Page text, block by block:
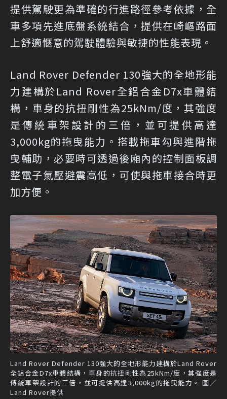
提供駕駛更為準確的行進路徑參考依據，全
車多項先進底盤系統結合，提供在崎嶇路面
上舒適愜意的駕駛體驗與敏捷的性能表現。
Land Rover Defender 130強大的全地形能
力建構於Land Rover全鋁合金D7x車體結
構，車身的抗扭剛性為25kNm/度，其強度
是傳統車架設計的三倍，並可提供高達
3,000kg的拖曳能力。搭載拖車勾與進階拖
曳輔助，必要時可透過後廂內的控制面板調
整電子氣壓避震高低，可使與拖車接合時更
加方便。
Land Rover Defender 130強大的全地形能力建構於Land Rover
全鋁合金D7x車體結構，車身的抗扭剛性為25kNm/度，其強度是
傳統車架設計的三倍，並可提供高達3,000kg的拖曳能力。 圖／
Land Rover提供